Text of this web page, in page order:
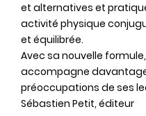
et alternatives et
activité physique
et équilibrée.
Avec sa nouvelle
accompagne
préoccupations de ses
Sébastien Petit, éditeur